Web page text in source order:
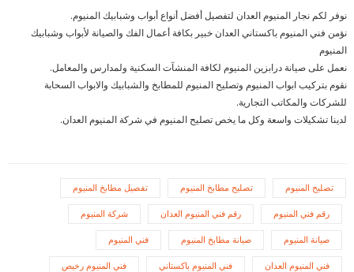
نوفر لكم نجار المنيوم العدان لتفصيل أفضل أنواع أبواب وشبابيك المنيوم.
نؤمن فني المنيوم باكستاني العدان خبير بكافة أعمال الفك والصيانة لأبواب وشبابيك
المنيوم
نعمل على صيانة درابزين المنيوم لكافة المنشآت السكنية ولمدارس والمعامل.
نقوم بتركيب ابواب المنيوم وتصليح المنيوم للمطابخ والشبابيك والابواب السحابة
للشركات والمكاتب التجارية.
لدينا تشكيلات واسعة وكل ما يخص تصليح المنيوم في شركة المنيوم العدان.
تصليح المنيوم تصليح مطابخ المنيوم تفصيل مطابخ المنيوم
رقم فني المنيوم رقم فني المنيوم العدان شركة المنيوم
صيانة المنيوم صيانة مطابخ المنيوم فني المنيوم
فني المنيوم العدان فني المنيوم باكستاني فني المنيوم رخيص